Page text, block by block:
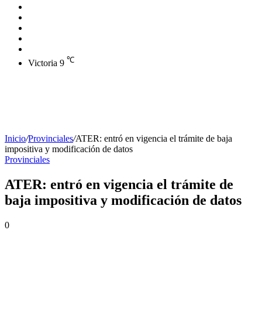
Victoria 9 ℃
Inicio/Provinciales/ATER: entró en vigencia el trámite de baja
impositiva y modificación de datos
Provinciales
ATER: entró en vigencia el trámite de
baja impositiva y modificación de datos
0